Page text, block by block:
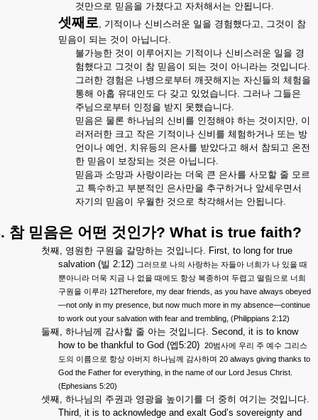
것만으로 믿음을 가졌다고 자처해서는 안됩니다.
셋째로, 기적이나 신비스러운 일을 경험했다고, 그것이 참
믿음이 되는 것이 아닙니다.
불가능한 것이 이루어지는 기적이나 신비스러운 일을 경
험했다고 그것이 참 믿음이 되는 것이 아니라는 것입니다.
그러한 경험은 나병으로부터 깨끗해지는 자신들의 체험을
통해 아홉 유대인도 다 갖고 있었습니다. 그러나 그들은
주님으로부터 인정을 받지 못했습니다.
믿음은 물론 하나님의 신비를 인정해야 하는 것이지만, 이
러저러한 크고 작은 기적이나 신비를 체험하거나 또는 방
언이나 예언 , 치유등의 은사를 받았다고 해서 참되고 온전
한 믿음이 보장되는 것은 아닙니다.
믿음과 소망과 사랑이라는 더욱 큰 은사를 사모할 줄 모르
고 특수하고 부분적인 은사만을 추구하거나 앞세우면서
자기의 믿음이 우월한 것으로 착각해서는 안됩니다.
참 믿음은 어떤 것인가? What is true faith?
첫째 , 영원한 구원을 갈망하는 것입니다. First, to long for true
salvation (빌 2:12) 그러므로 나의 사랑하는 자들아 너희가 나 있을 때
뿐아니라 더욱 지금 나 없을 때에도 항상 복종하여 두렵고 떨림으로 너희
구원을 이루라 12Therefore, my dear friends, as you have always obeyed
—not only in my presence, but now much more in my absence—continue
to work out your salvation with fear and trembling, (Philippians 2:12)
둘째 , 하나님께 감사할 줄 아는 것입니다. Second, it is to know
how to be thankful to God (엡5:20) 20범사에 우리 주 예수 그리스
도의
이름으로 항상 아버지 하나님께 감사하며 20 always giving thanks to
God the Father for everything, in the name of our Lord Jesus Christ.
(Ephesians 5:20)
셋째 , 하나님의 주권과 영광을 높이기를 더 중히 여기는 것입니다.
Third, it is to acknowledge and exalt God’s sovereignty and